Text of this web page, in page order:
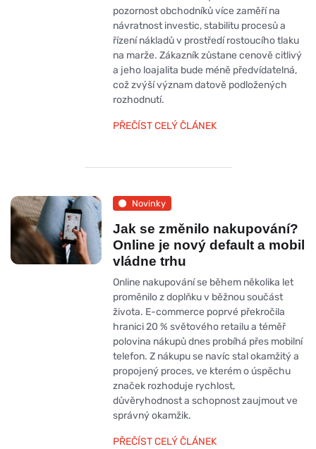
pozornost obchodníků více zaměří na
návratnost investic, stabilitu procesů a
řízení nákladů v prostředí rostoucího tlaku
na marže. Zákazník zůstane cenově citlivý
a jeho loajalita bude méně předvídatelná,
což zvýší význam datově podložených
rozhodnutí.
PŘEČÍST CELÝ ČLÁNEK
Novinky
Jak se změnilo nakupování?
Online je nový default a mobil
vládne trhu
Online nakupování se během několika let
proměnilo z doplňku v běžnou součást
života. E-commerce poprvé překročila
hranici 20 % světového retailu a téměř
polovina nákupů dnes probíhá přes mobilní
telefon. Z nákupu se navíc stal okamžitý a
propojený proces, ve kterém o úspěchu
značek rozhoduje rychlost,
důvěryhodnost a schopnost zaujmout ve
správný okamžik.
PŘEČÍST CELÝ ČLÁNEK